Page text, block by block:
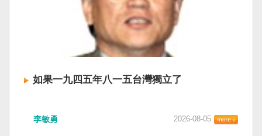
如果一九四五年八一五台灣獨立了
李敏勇 2026-08-05